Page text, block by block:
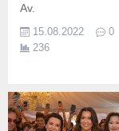
Av.
15.08.2022
0
236